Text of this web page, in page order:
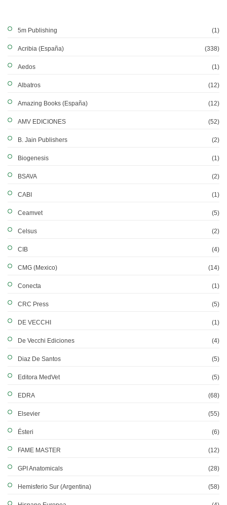
5m Publishing (1)
Acribia (España) (338)
Aedos (1)
Albatros (12)
Amazing Books (España) (12)
AMV EDICIONES (52)
B. Jain Publishers (2)
Biogenesis (1)
BSAVA (2)
CABI (1)
Ceamvet (5)
Celsus (2)
CIB (4)
CMG (Mexico) (14)
Conecta (1)
CRC Press (5)
DE VECCHI (1)
De Vecchi Ediciones (4)
Diaz De Santos (5)
Editora MedVet (5)
EDRA (68)
Elsevier (55)
Ésteri (6)
FAME MASTER (12)
GPI Anatomicals (28)
Hemisferio Sur (Argentina) (58)